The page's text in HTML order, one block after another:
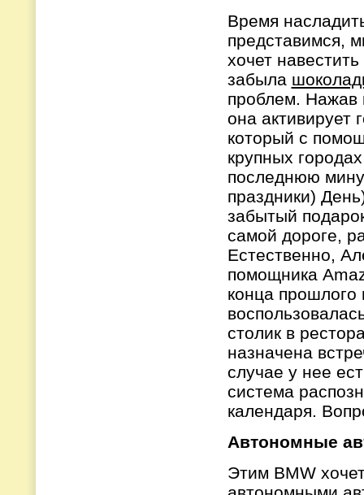
Время
представимся,
хочет
забыла
проблем. Нажав
она активирует
который с
крупных
последнюю
праздники)
забытый
самой дороге,
Естественно,
помощника
конца
столик в
назначена
случае у нее
система
календаря.
Автономные
Этим BMW